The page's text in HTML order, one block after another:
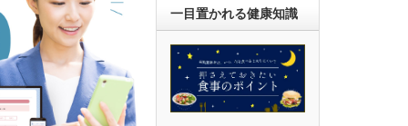
一目置かれる健康知識